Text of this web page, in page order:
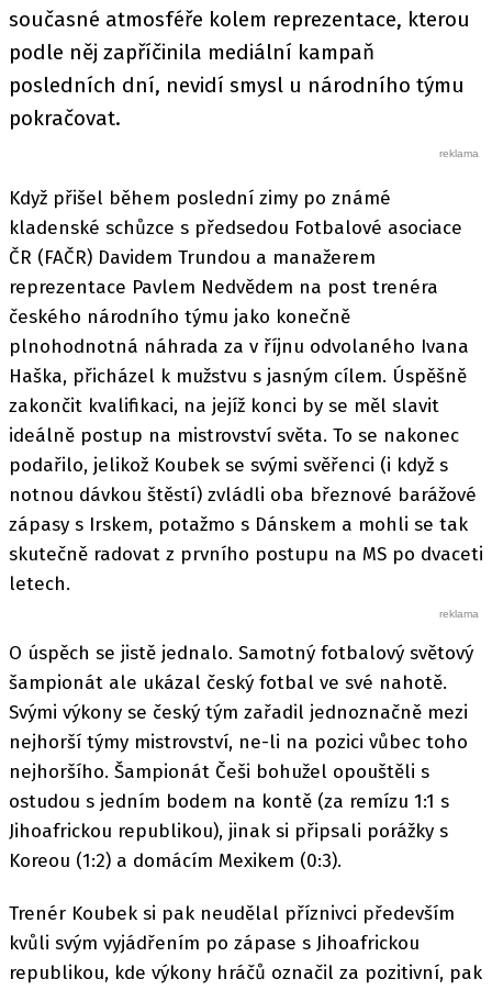
současné atmosféře kolem reprezentace, kterou
podle něj zapříčinila mediální kampaň
posledních dní, nevidí smysl u národního týmu
pokračovat.
Když přišel během poslední zimy po známé
kladenské schůzce s předsedou Fotbalové asociace
ČR (FAČR) Davidem Trundou a manažerem
reprezentace Pavlem Nedvědem na post trenéra
českého národního týmu jako konečně
plnohodnotná náhrada za v říjnu odvolaného Ivana
Haška, přicházel k mužstvu s jasným cílem. Úspěšně
zakončit kvalifikaci, na jejíž konci by se měl slavit
ideálně postup na mistrovství světa. To se nakonec
podařilo, jelikož Koubek se svými svěřenci (i když s
notnou dávkou štěstí) zvládli oba březnové barážové
zápasy s Irskem, potažmo s Dánskem a mohli se tak
skutečně radovat z prvního postupu na MS po dvaceti
letech.
O úspěch se jistě jednalo. Samotný fotbalový světový
šampionát ale ukázal český fotbal ve své nahotě.
Svými výkony se český tým zařadil jednoznačně mezi
nejhorší týmy mistrovství, ne-li na pozici vůbec toho
nejhoršího. Šampionát Češi bohužel opouštěli s
ostudou s jedním bodem na kontě (za remízu 1:1 s
Jihoafrickou republikou), jinak si připsali porážky s
Koreou (1:2) a domácím Mexikem (0:3).
Trenér Koubek si pak neudělal příznivci především
kvůli svým vyjádřením po zápase s Jihoafrickou
republikou, kde výkony hráčů označil za pozitivní, pak